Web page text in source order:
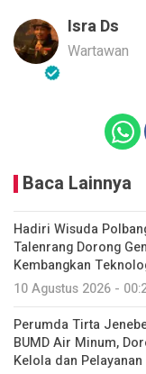
Isra Ds
Wartawan
Baca Lainnya
Hadiri Wisuda
Talenrang Dorong
Kembangkan
10 Agustus 2026 -
Perumda Tirta
BUMD Air Minum,
Kelola dan